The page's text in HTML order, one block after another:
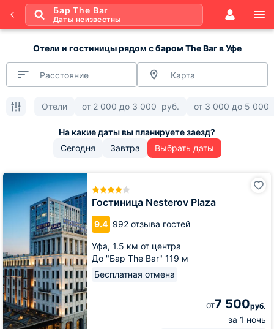
Бар The Bar
Даты неизвестны
Отели и гостиницы рядом с баром The Bar в Уфе
Расстояние Карта
Отели от 2 000 до 3 000 руб. от 3 000 до 5 000
Сегодня Завтра Выбрать даты
Гостиница Nesterov Plaza
9.4 992 отзыва гостей
Уфа, 1.5 км от центра
До "Бар The Bar" 119 м
Бесплатная отмена
от7 500руб.
за 1 ночь
Гостиница
Nesterov
Plaza